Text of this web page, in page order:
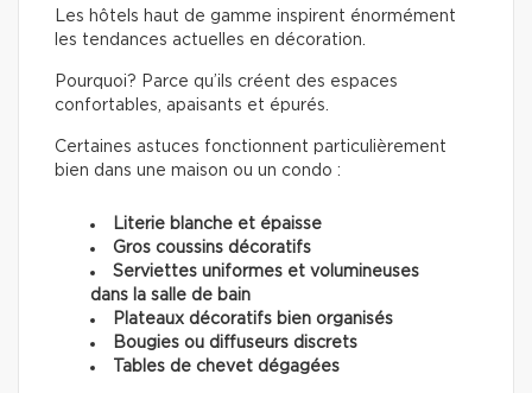
Les hôtels haut de gamme inspirent énormément
les tendances actuelles en décoration.
Pourquoi? Parce qu’ils créent des espaces
confortables, apaisants et épurés.
Certaines astuces fonctionnent particulièrement
bien dans une maison ou un condo :
Literie blanche et épaisse
Gros coussins décoratifs
Serviettes uniformes et volumineuses
dans la salle de bain
Plateaux décoratifs bien organisés
Bougies ou diffuseurs discrets
Tables de chevet dégagées